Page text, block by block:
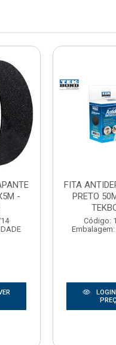
-
FITA
PRETO
Código:
Embalagem: